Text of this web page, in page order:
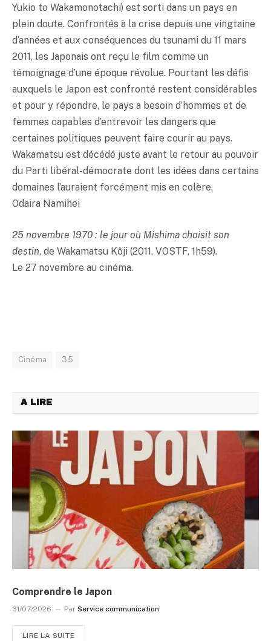
Yukio to Wakamonotachi) est sorti dans un pays en
plein doute. Confrontés à la crise depuis une vingtaine
d’années et aux conséquences du tsunami du 11 mars
2011, les Japonais ont reçu le film comme un
témoignage d’une époque révolue. Pourtant les défis
auxquels le Japon est confronté restent considérables
et pour y répondre, le pays a besoin d’hommes et de
femmes capables d’entrevoir les dangers que
certaines politiques peuvent faire courir au pays.
Wakamatsu est décédé juste avant le retour au pouvoir
du Parti libéral-démocrate dont les idées dans certains
domaines l’auraient forcément mis en colère.
Odaira Namihei
25 novembre 1970 : le jour où Mishima choisit son
destin, de Wakamatsu Kôji (2011, VOSTF, 1h59).
Le 27 novembre au cinéma.
Cinéma 35
A LIRE
Comprendre le Japon
31/07/2026 Par Service communication
LIRE LA SUITE